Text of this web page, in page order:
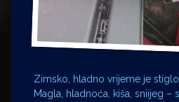
Miroslav Šantek
Zimsko, hladno vrijeme je stiglo
Magla, hladnoća, kiša, sniijeg –